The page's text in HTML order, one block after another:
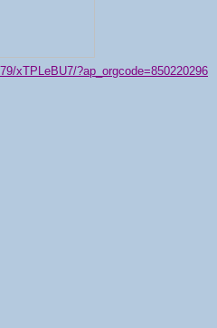
xTPLeBU7/?ap_orgcode=850220296